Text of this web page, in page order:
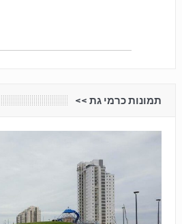
תמונות כרמי גת <<